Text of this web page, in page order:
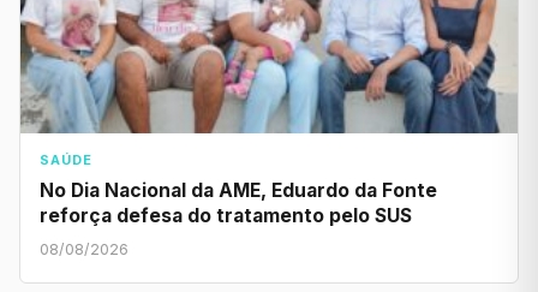
SAÚDE
No Dia Nacional da AME, Eduardo da Fonte
reforça defesa do tratamento pelo SUS
08/08/2026